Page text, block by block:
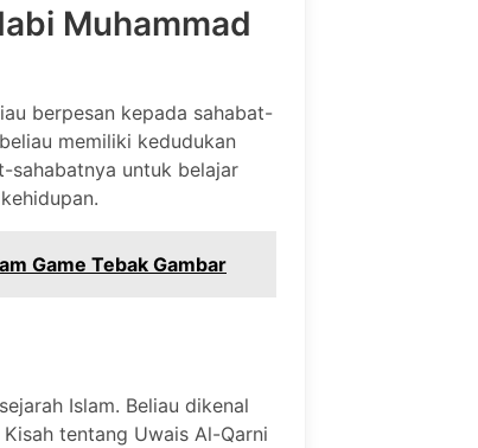
Muhammad
berpesan kepada sahabat-
memiliki kedudukan
sahabatnya untuk belajar
Game Tebak Gambar
Islam. Beliau dikenal
tentang Uwais Al-Qarni